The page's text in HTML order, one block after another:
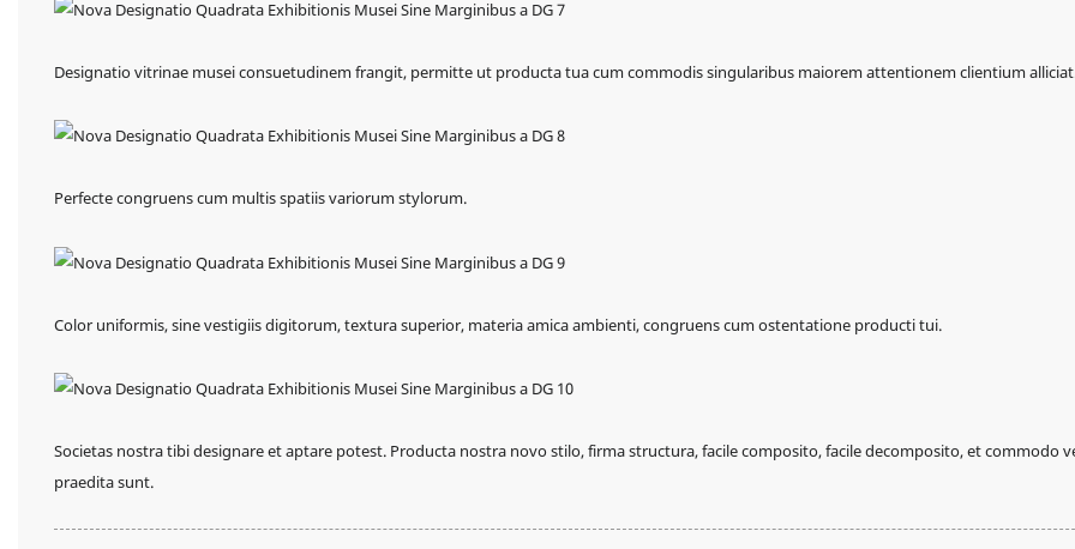
Designatio vitrinae musei consuetudinem frangit, permitte ut producta tua cum commodis singularibus maiorem attentionem clientium
Perfecte congruens cum multis spatiis variorum stylorum.
Color uniformis, sine vestigiis digitorum, textura superior, materia amica ambienti, congruens cum ostentatione producti tui.
Societas nostra tibi designare et aptare potest. Producta nostra novo stilo, firma structura, facile composito, facile decomposito, et commodo
praedita sunt.